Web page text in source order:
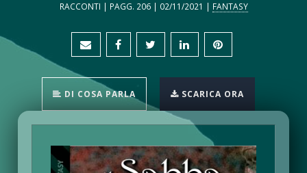
RACCONTI | PAGG. 206 | 02/11/2021 | FANTASY
DI COSA PARLA SCARICA ORA